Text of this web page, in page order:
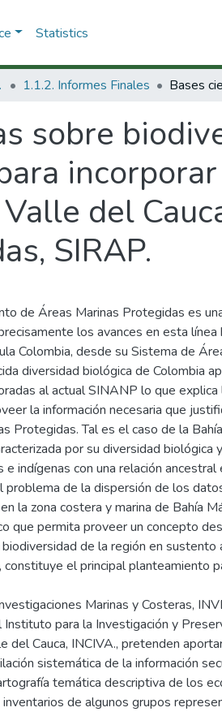
Statistics
1.1.2. Informes Finales
sobre
del
SIRAP.
de Áreas Marinas Protegidas es
los avances en esta
Colombia, desde su Sistema de
diversidad biológica de Colombia
al actual SINANP lo que
la información necesaria que
Protegidas. Tal es el caso de la
por su diversidad biológica
e indígenas con una relación
problema de la dispersión de los
la zona costera y marina de Bahía
que permita proveer un concepto
de la región en
el principal planteamiento
Marinas y Costeras,
para la Investigación y
del Cauca, INCIVA., pretenden
sistemática de la información
temática descriptiva de los
inventarios de algunos grupos